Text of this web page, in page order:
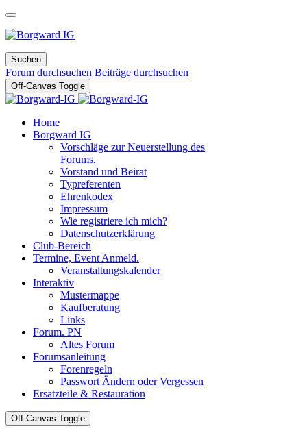
Suchen
Forum durchsuchen Beiträge durchsuchen
Off-Canvas Toggle
Home
Borgward IG
Vorschläge zur Neuerstellung des
Forums.
Vorstand und Beirat
Typreferenten
Ehrenkodex
Impressum
Wie registriere ich mich?
Datenschutzerklärung
Club-Bereich
Termine, Event Anmeld.
Veranstaltungskalender
Interaktiv
Mustermappe
Kaufberatung
Links
Forum. PN
Altes Forum
Forumsanleitung
Forenregeln
Passwort Ändern oder Vergessen
Ersatzteile & Restauration
Off-Canvas Toggle